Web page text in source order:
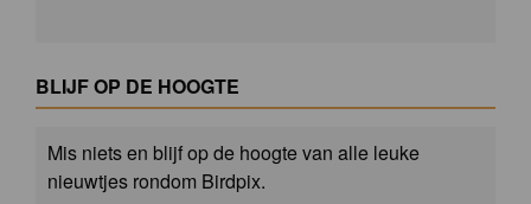
BLIJF OP DE HOOGTE
Mis niets en blijf op de hoogte van alle leuke
nieuwtjes rondom Birdpix.